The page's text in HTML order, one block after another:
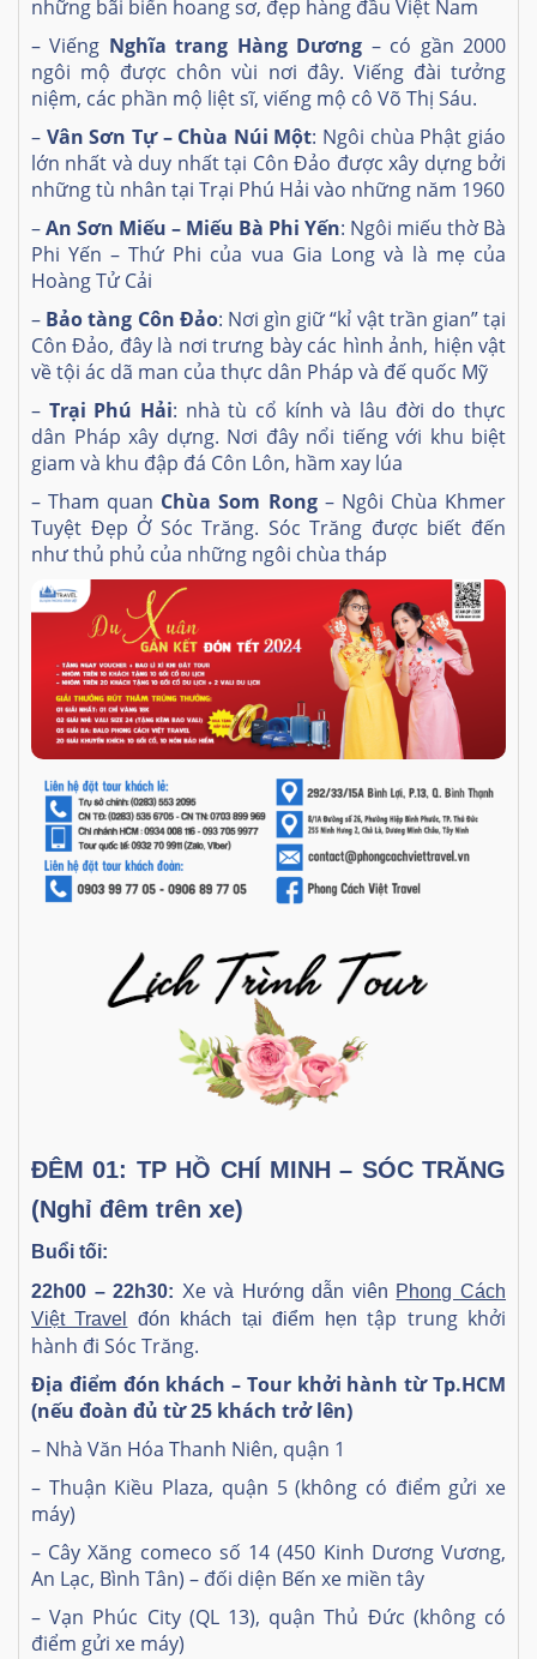
những bãi biển hoang sơ, đẹp hàng đầu Việt Nam
– Viếng Nghĩa trang Hàng Dương – có gần 2000
ngôi mộ được chôn vùi nơi đây. Viếng đài tưởng
niệm, các phần mộ liệt sĩ, viếng mộ cô Võ Thị Sáu.
– Vân Sơn Tự – Chùa Núi Một: Ngôi chùa Phật giáo
lớn nhất và duy nhất tại Côn Đảo được xây dựng bởi
những tù nhân tại Trại Phú Hải vào những năm 1960
–An Sơn Miếu – Miếu Bà Phi Yến: Ngôi miếu thờ Bà
Phi Yến – Thứ Phi của vua Gia Long và là mẹ của
Hoàng Tử Cải
– Bảo tàng Côn Đảo: Nơi gìn giữ “kỉ vật trần gian” tại
Côn Đảo, đây là nơi trưng bày các hình ảnh, hiện vật
về tội ác dã man của thực dân Pháp và đế quốc Mỹ
– Trại Phú Hải: nhà tù cổ kính và lâu đời do thực
dân Pháp xây dựng. Nơi đây nổi tiếng với khu biệt
giam và khu đập đá Côn Lôn, hầm xay lúa
– Tham quan Chùa Som Rong– Ngôi Chùa Khmer
Tuyệt Đẹp Ở Sóc Trăng. Sóc Trăng được biết đến
như thủ phủ của những ngôi chùa tháp
ĐÊM 01: TP HỒ CHÍ MINH – SÓC TRĂNG
(Nghỉ đêm trên xe)
Buổi tối:
22h00 – 22h30: Xe và Hướng dẫn viên Phong Cách
Việt Travel
đón khách tại điểm hẹntập trung khởi
hành đi Sóc Trăng.
Địa điểm đón khách – Tour khởi hành từ Tp.HCM
(nếu đoàn đủ từ 25 khách trở lên)
– Nhà Văn Hóa Thanh Niên, quận 1
– Thuận Kiều Plaza, quận 5 (không có điểm gửi xe
máy)
– Cây Xăng comeco số 14 (450 Kinh Dương Vương,
An Lạc, Bình Tân) – đối diện Bến xe miền tây
– Vạn Phúc City (QL 13), quận Thủ Đức (không có
điểm gửi xe máy)